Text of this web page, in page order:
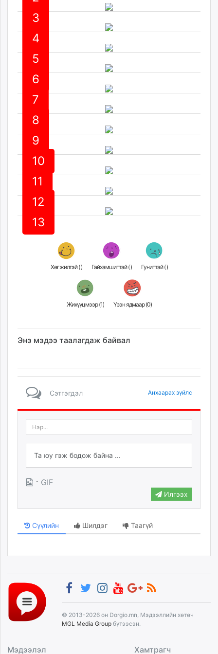
mnb.mn
Livetv.mn
Eguur.mn
24tsag.mn
eagle.mn
ergelt.mn
zarig.mn
today.mn
mminfo.mn
ugluu.mn
urlag.mn
unen.mn
shudarga.mn
shuurhai.mn
unuudur.mn
mass.mn
paparazzi.mn
unread.today
3
4
5
6
7
8
9
10
11
12
13
Хөгжилтэй () Гайхамшигтай () Гунигтай ()
Жихүүцмээр (1) Үзэн ядмаар (0)
Энэ мэдээ таалагдаж байвал
Сэтгэгдэл Анхаарах зүйлс
· GIF
Илгээх
Сүүлийн Шилдэг Таагүй
© 2013-2026 он Dorgio.mn, Мэдээллийн хөтөч
MGL Media Group бүтээсэн.
Мэдээлэл Хамтрагч